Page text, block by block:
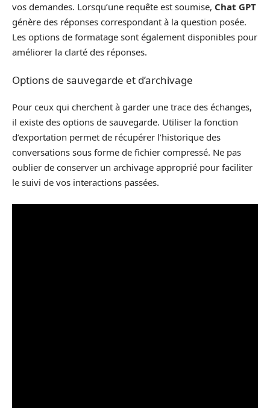
vos demandes. Lorsqu’une requête est soumise, Chat GPT
génère des réponses correspondant à la question posée.
Les options de formatage sont également disponibles pour
améliorer la clarté des réponses.
Options de sauvegarde et d’archivage
Pour ceux qui cherchent à garder une trace des échanges,
il existe des options de sauvegarde. Utiliser la fonction
d’exportation permet de récupérer l’historique des
conversations sous forme de fichier compressé. Ne pas
oublier de conserver un archivage approprié pour faciliter
le suivi de vos interactions passées.